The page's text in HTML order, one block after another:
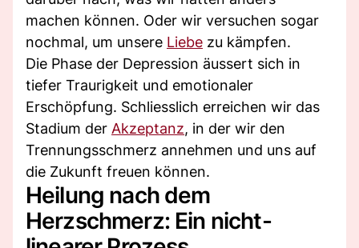
machen können. Oder wir versuchen sogar
nochmal, um unsere Liebe zu kämpfen.
Die Phase der Depression äussert sich in
tiefer Traurigkeit und emotionaler
Erschöpfung. Schliesslich erreichen wir das
Stadium der Akzeptanz, in der wir den
Trennungsschmerz annehmen und uns auf
die Zukunft freuen können.
Heilung nach dem
Herzschmerz: Ein nicht-